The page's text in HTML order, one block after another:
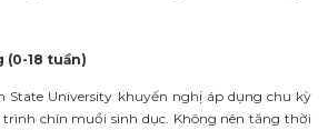
(0-18 tuần)
State University khuyến nghị áp dụng chu kỳ
chín muồi sinh dục. Không nên tăng thời